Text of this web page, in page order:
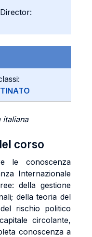
italiana
corso
le conoscenza
Internazionale
della gestione
della teoria del
rischio politico
circolante,
conoscenza a